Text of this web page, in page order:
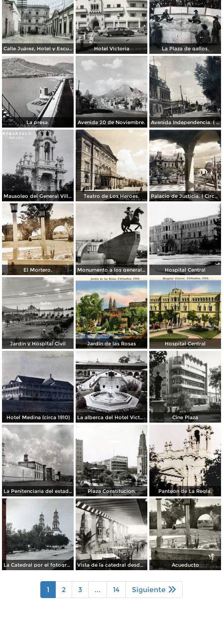
Calle Juárez, Hotel y Escuela Oficial No. 136 Hotel Victoria La Plaza de gallos.
La presa. Avenida 20 de Noviembre. Avenida Independencia. ( Circulada el 12 de Abril de 1929 ).
Mausoleo del General Villa en el panteon de La Regla ( Circulada el 11 de Junio de 1921 ). Teatro de Los Heroes. Palacio de Justicia. ( Circulada el 1 deDiciembre de 1946 ).
El Mortero. Monumento a los generales de la División del Norte Hospital Central
Jardín y Hospital Civil Jardín de las Rosas Hospital Central
Hotel Medina (circa 1910) La alberca del Hotel Victoria. Cine Plaza
La Penitenciaria del estado. Plaza Constitucion. Panteon de La Regla,
La Catedral por el fotografo William H. Rau.. Vista de la catedral desde el Hotel Palacio Hilton Acueducto
1 2 3 ... 14 Siguiente